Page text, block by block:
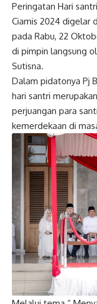
Peringatan Hari
Ciamis 2024 digelar
pada Rabu, 22
di pimpin langsung
Sutisna.
Dalam pidatonya Pj
hari santri
perjuangan para
kemerdekaan di